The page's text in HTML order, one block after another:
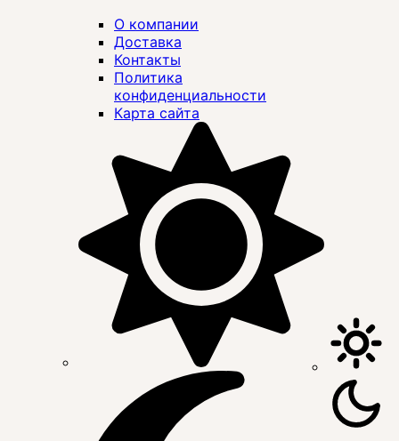
О компании
Доставка
Контакты
Политика
конфиденциальности
Карта сайта